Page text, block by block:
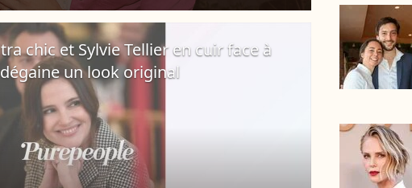
chic et Sylvie Tellier en cuir face à
un look original